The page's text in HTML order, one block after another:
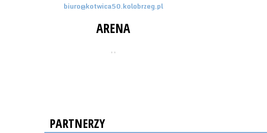
biuro@kotwica50.kolobrzeg.pl
ARENA
, ,
PARTNERZY